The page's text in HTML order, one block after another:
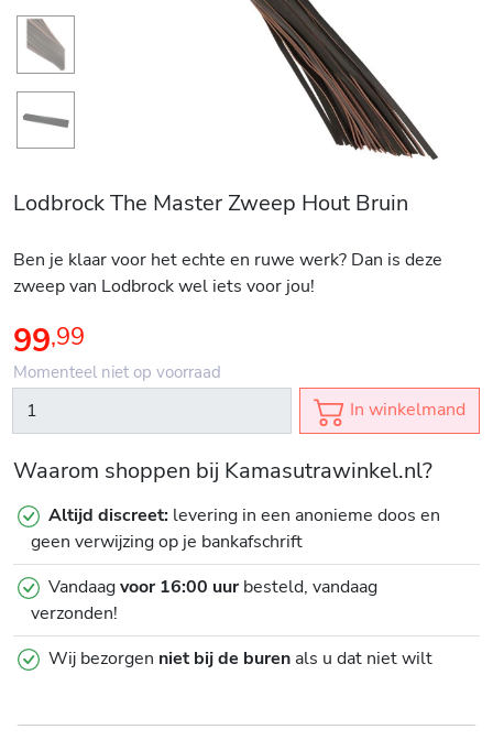
Lodbrock The Master Zweep Hout Bruin
Ben je klaar voor het echte en ruwe werk? Dan is deze
zweep van Lodbrock wel iets voor jou!
99,99
Momenteel niet op voorraad
In winkelmand
Waarom shoppen bij Kamasutrawinkel.nl?
Altijd discreet: levering in een anonieme doos en
geen verwijzing op je bankafschrift
Vandaagvoor 16:00 uurbesteld, vandaag
verzonden!
Wij bezorgen niet bij de burenals u dat niet wilt